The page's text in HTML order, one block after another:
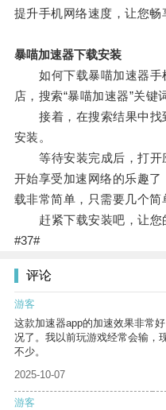
提升手机网络速度，让您畅
暴喵加速器下载安装
如何下载暴喵加速器手
店，搜索“暴喵加速器”关键
接着，在搜索结果中找
安装。
等待安装完成后，打开
开始享受加速网络的乐趣
载非常简单，只需要几个简
赶紧下载安装吧，让您
#37#
评论
游客
这款加速器app的加速效果非常
况了。我以前玩游戏经常会输，
不少。
2025-10-07
游客